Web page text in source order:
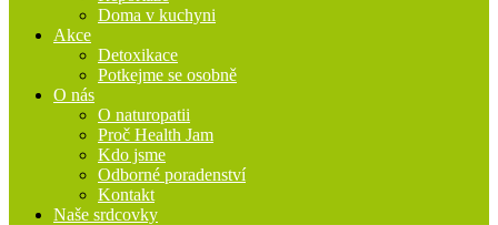
Doma v kuchyni
Akce
Detoxikace
Potkejme se osobně
O nás
O naturopatii
Proč Health Jam
Kdo jsme
Odborné poradenství
Kontakt
Naše srdcovky